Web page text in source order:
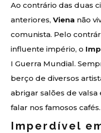
Ao contrário das duas
anteriores,Viena não
comunista. Pelo
influente império, o
I Guerra Mundial.
berço de diversos
abrigar salões de valsa
falar nos famosos
Imperdível